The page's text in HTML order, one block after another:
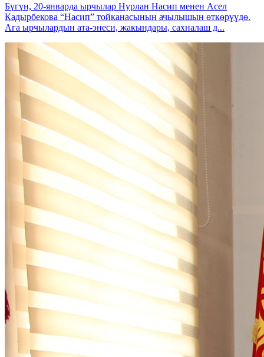
Бүгүн, 20-январда ырчылар Нурлан Насип менен Асел
Кадырбекова “Насип” тойканасынын ачылышын өткөрүүдө.
Ага ырчылардын ата-энеси, жакындары, сахналаш д...